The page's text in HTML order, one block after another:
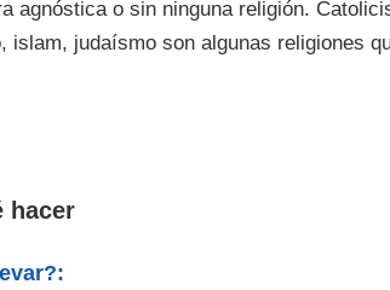
agnóstica o sin ninguna religión.
islam, judaísmo son algunas religiones
hacer